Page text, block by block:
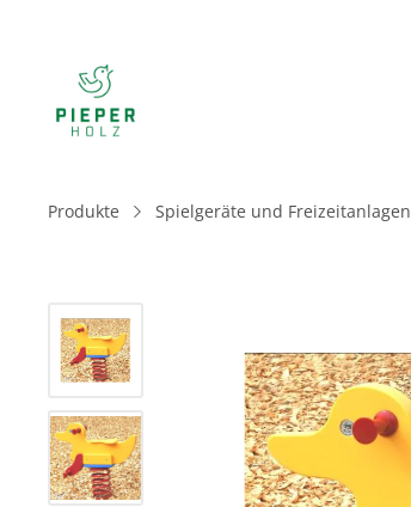
Produkte Spielgeräte und Freizeitanlagen
Bildergalerie überspringen